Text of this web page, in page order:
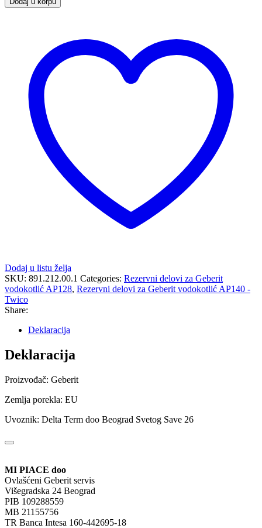
prsten
količina
Dodaj u listu želja
SKU: 891.212.00.1 Categories: Rezervni delovi za Geberit
vodokotlić AP128, Rezervni delovi za Geberit vodokotlić AP140 -
Twico
Share:
Deklaracija
Deklaracija
Proizvođač: Geberit
Zemlja porekla: EU
Uvoznik: Delta Term doo Beograd Svetog Save 26
MI PIACE doo
Ovlašćeni Geberit servis
Višegradska 24 Beograd
PIB 109288559
MB 21155756
TR Banca Intesa 160-442695-18